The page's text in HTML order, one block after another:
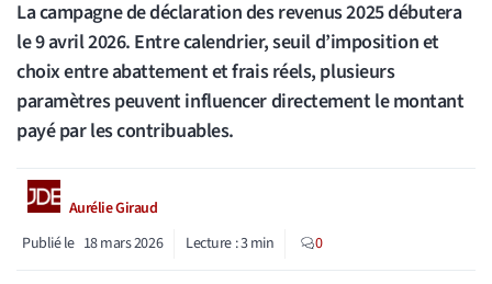
La campagne de déclaration des revenus 2025 débutera
le 9 avril 2026. Entre calendrier, seuil d’imposition et
choix entre abattement et frais réels, plusieurs
paramètres peuvent influencer directement le montant
payé par les contribuables.
Aurélie Giraud
Publié le 18 mars 2026 Lecture :3min 0